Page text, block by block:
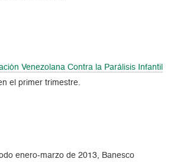
Venezolana Contra la Parálisis Infantil
el primer trimestre.
enero-marzo de 2013, Banesco